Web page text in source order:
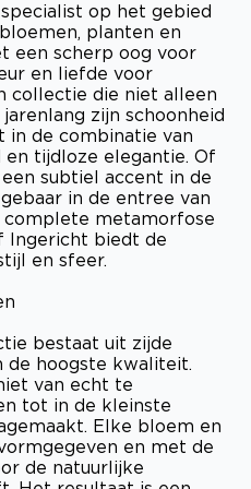
op het gebied
planten en
een scherp oog voor
en liefde voor
collectie die niet alleen
zijn schoonheid
in de combinatie van
en tijdloze elegantie. Of
subtiel accent in de
in de entree van
metamorfose
Ingericht biedt de
en sfeer.
bestaat uit zijde
de hoogste kwaliteit.
van echt te
tot in de kleinste
Elke bloem en
en met de
de natuurlijke